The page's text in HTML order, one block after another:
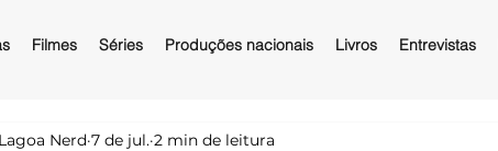
Filmes Séries Produções nacionais Livros Entrevistas
Lagoa Nerd 7 de jul. 2 min de leitura